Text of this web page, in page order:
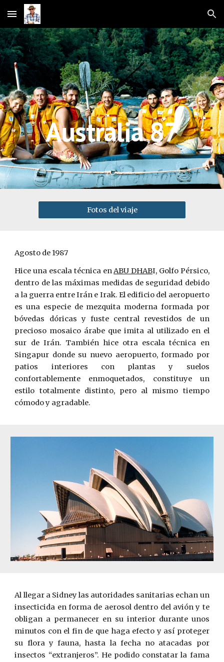
Skip to main content Skip to navigation
Australia 87
Fotos del viaje
Agosto de 1987
Hice una escala técnica enABU DHABI, Golfo Pérsico,
dentro de las máximas medidas de seguridad debido
a la guerra entre Irán e Irak. El edificio del aeropuerto
es una especie de mezquita moderna formada por
bóvedas dóricas y fuste central revestidos de un
precioso mosaico árabe que imita al utilizado en el
sur de Irán. También hice otra escala técnica en
Singapur donde su nuevo aeropuer­to, formado por
patios interiores con plantas y suelos
confortablemente enmoquetados, constituye un
estilo totalmente distinto, pero al mismo tiempo
cómodo y agradable.
Al llegar a Sidney las autoridades sanitarias echan un
insecticida en for­ma de aerosol dentro del avión y te
obligan a permanecer en su interior durante u­nos
minutos con el fin de que haga efecto y así proteger
su flora y fauna, hasta la fecha no atacadas por
insectos “extranjeros”. He podido constatar la fama